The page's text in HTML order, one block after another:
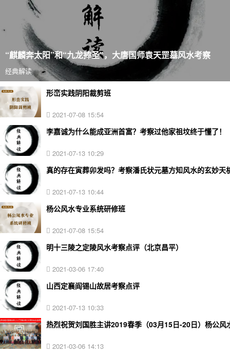
“麒麟奔太阳”和“九龙捧圣”，大唐国师袁天罡墓风水考察
经典解读
形峦实践阴阳裁剪班
2021-07-08 15:54
李嘉诚为什么能成亚洲首富？考察过他家祖坟终于懂了！
2021-07-13 10:29
真的存在寅葬卯发吗？考察潘氏状元墓方知风水的玄妙天
2021-07-13 10:44
杨公风水专业系统研修班
2021-07-08 15:54
明十三陵之定陵风水考察点评（北京昌平）
2021-03-06 17:40
山西定襄阎锡山故居考察点评
2021-07-13 10:33
热烈祝贺刘国胜主讲2019春季（03月15日-20日）杨公风
2021-03-06 14:13